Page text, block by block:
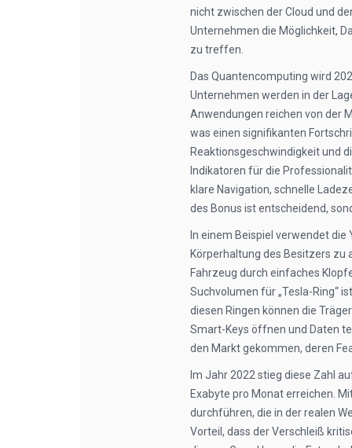
nicht zwischen der Cloud und
Unternehmen die Möglichkeit,
zu treffen.
Das Quantencomputing wird
Unternehmen werden in der
Anwendungen reichen von der
was einen signifikanten
Reaktionsgeschwindigkeit und
Indikatoren für die
klare Navigation, schnelle
des Bonus ist entscheidend,
In einem Beispiel verwendet
Körperhaltung des Besitzers zu
Fahrzeug durch einfaches
Suchvolumen für „Tesla-Ring“
diesen Ringen können die
Smart-Keys öffnen und Daten
den Markt gekommen, deren
Im Jahr 2022 stieg diese Zahl
Exabyte pro Monat erreichen.
durchführen, die in der realen
Vorteil, dass der Verschleiß